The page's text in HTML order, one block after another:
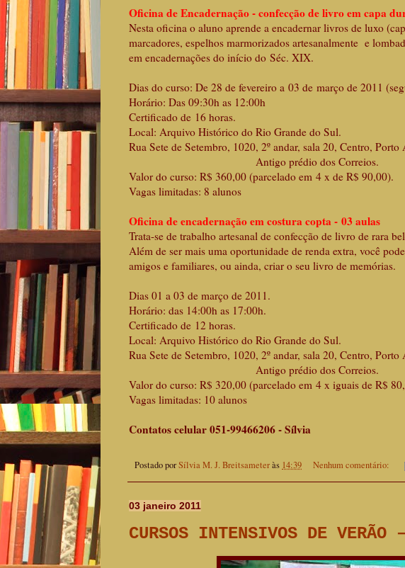
Oficina de Encadernação - confecção de livro em capa
Nesta oficina o aluno aprende a encadernar livros de luxo
marcadores, espelhos marmorizados artesanalmente e
em encadernações do início do Séc. XIX.
Dias do curso: De 28 de fevereiro a 03 de março de 2011
Horário: Das 09:30h as 12:00h
Certificado de 16 horas.
Local: Arquivo Histórico do Rio Grande do Sul.
Rua Sete de Setembro, 1020, 2º andar, sala 20, Centro, Porto
Antigo prédio dos Correios.
Valor do curso: R$ 360,00 (parcelado em 4 x de R$ 90,00).
Vagas limitadas: 8 alunos
Oficina de encadernação em costura copta - 03 aulas
Trata-se de trabalho artesanal de confecção de livro de rara
Além de ser mais uma oportunidade de renda extra, você
amigos e familiares, ou ainda, criar o seu livro de memórias.
Dias 01 a 03 de março de 2011.
Horário: das 14:00h as 17:00h.
Certificado de 12 horas.
Local: Arquivo Histórico do Rio Grande do Sul.
Rua Sete de Setembro, 1020, 2º andar, sala 20, Centro, Porto
Antigo prédio dos Correios.
Valor do curso: R$ 320,00 (parcelado em 4 x iguais de R$
Vagas limitadas: 10 alunos
Contatos celular 051-99466206 - Sílvia
Postado porSílvia M. J. Breitsameteràs 14:39 Nenhum comentário:
03 janeiro 2011
CURSOS INTENSIVOS DE VERÃO